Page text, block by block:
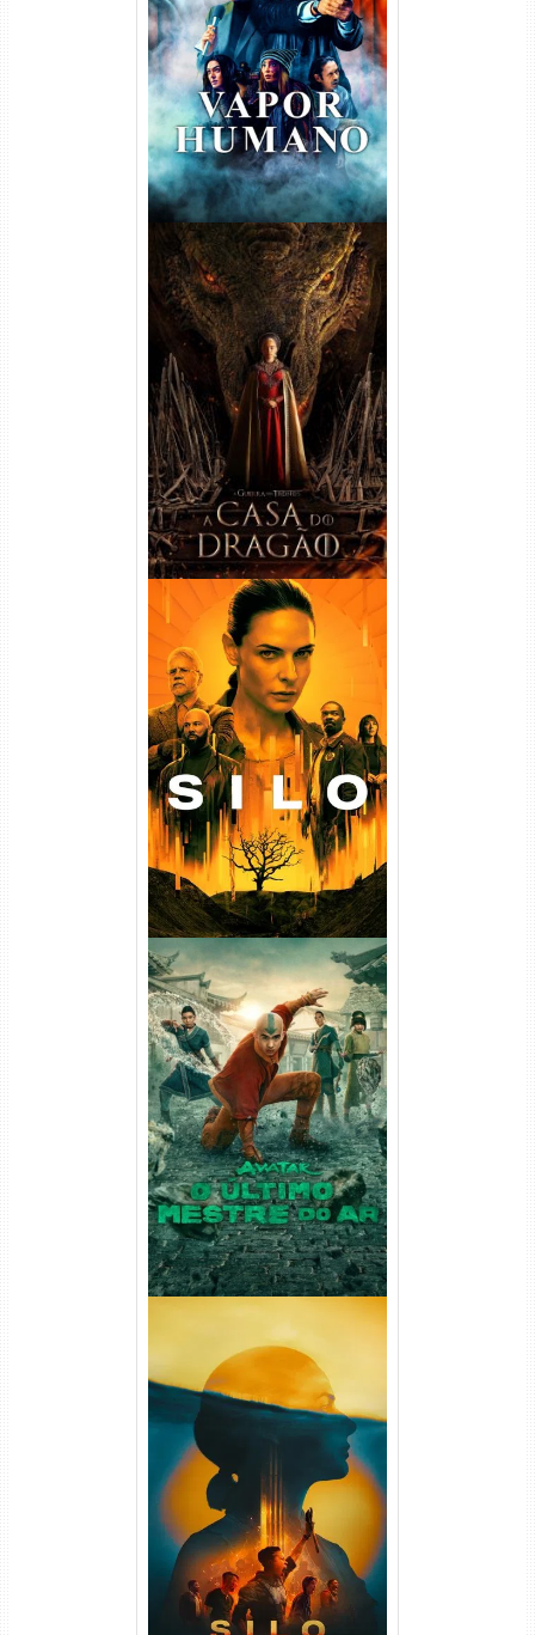
Vapor Humano 1ª Temporada
Torrent (2026) WEB-DL 1080p
Dual Áudio
A Casa do Dragão 1ª
Temporada Torrent (2022)
WEB-DL 720p/1080p Dual
Áudio
Silo 1ª Temporada Torrent
(2023) WEB-DL
720p/1080p/4K Dual Áudio
Avatar: O Último Mestre do
Ar 2ª Temporada Torrent
(2026) WEB-DL 1080p Dual
Áudio
Silo 2ª Temporada (2024)
WEB-DL 1080p Dual Áudio